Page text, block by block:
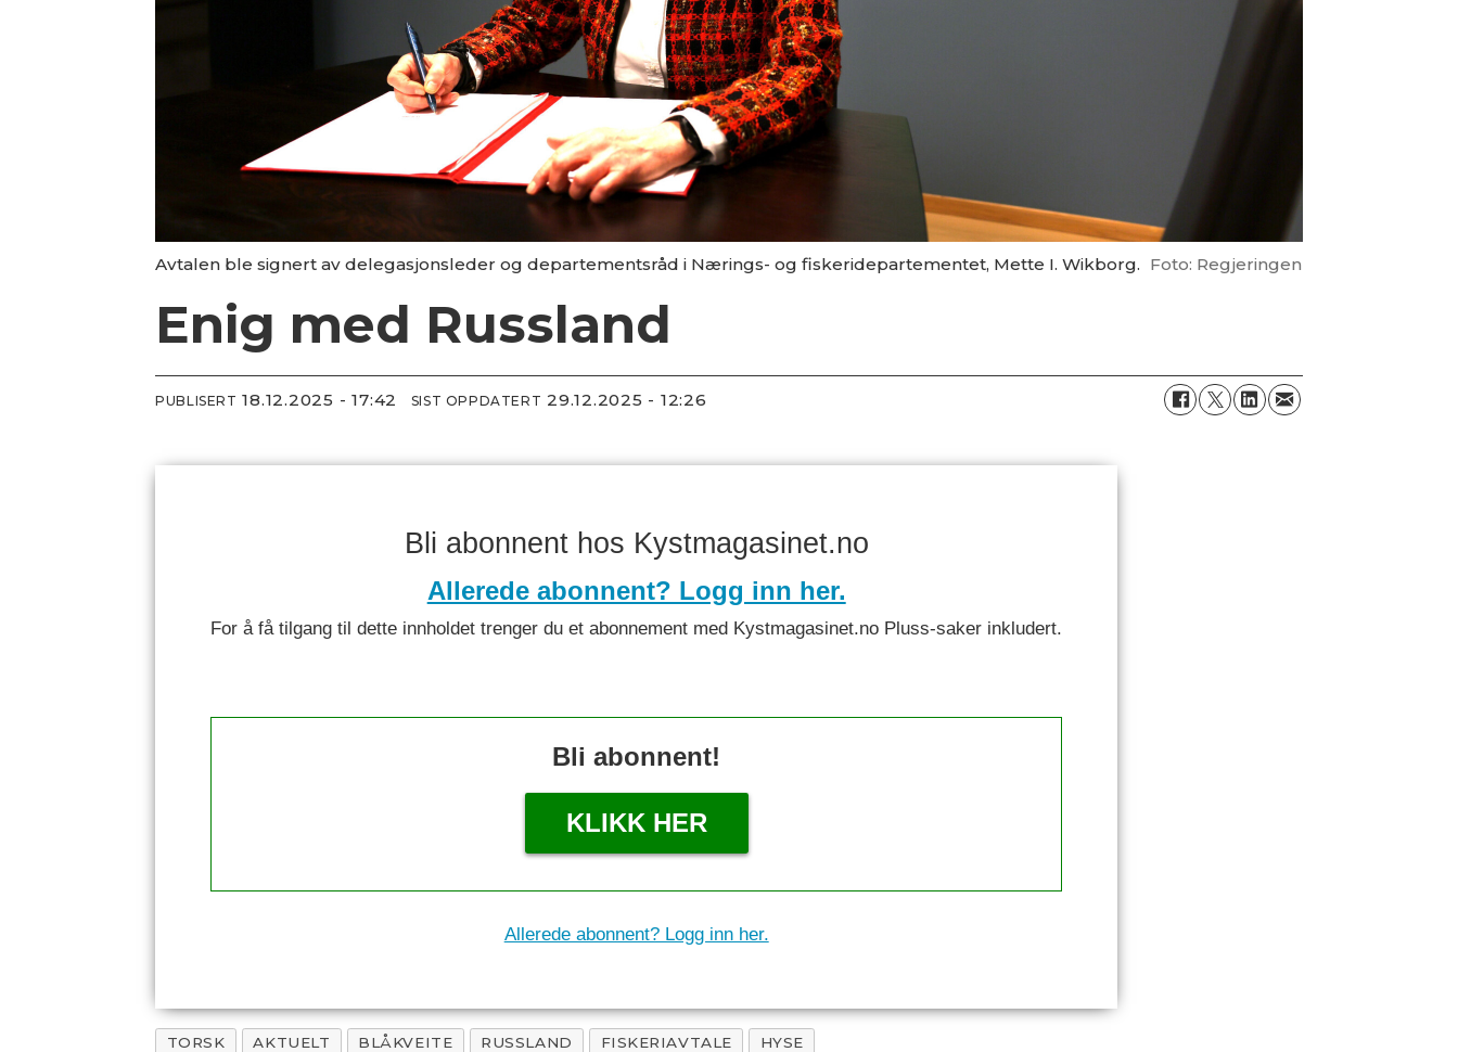
Avtalen ble signert av delegasjonsleder og departementsråd i Nærings- og fiskeridepartementet, Mette I. Wikborg. Foto: Regjeringen
Enig med Russland
PUBLISERT 18.12.2025 - 17:42 SIST OPPDATERT 29.12.2025 - 12:26
Bli abonnent hos Kystmagasinet.no
Allerede abonnent? Logg inn her.
For å få tilgang til dette innholdet trenger du et abonnement med Kystmagasinet.no Pluss-saker inkludert.
Bli abonnent!
KLIKK HER
Allerede abonnent? Logg inn her.
TORSK AKTUELT BLÅKVEITE RUSSLAND FISKERIAVTALE HYSE